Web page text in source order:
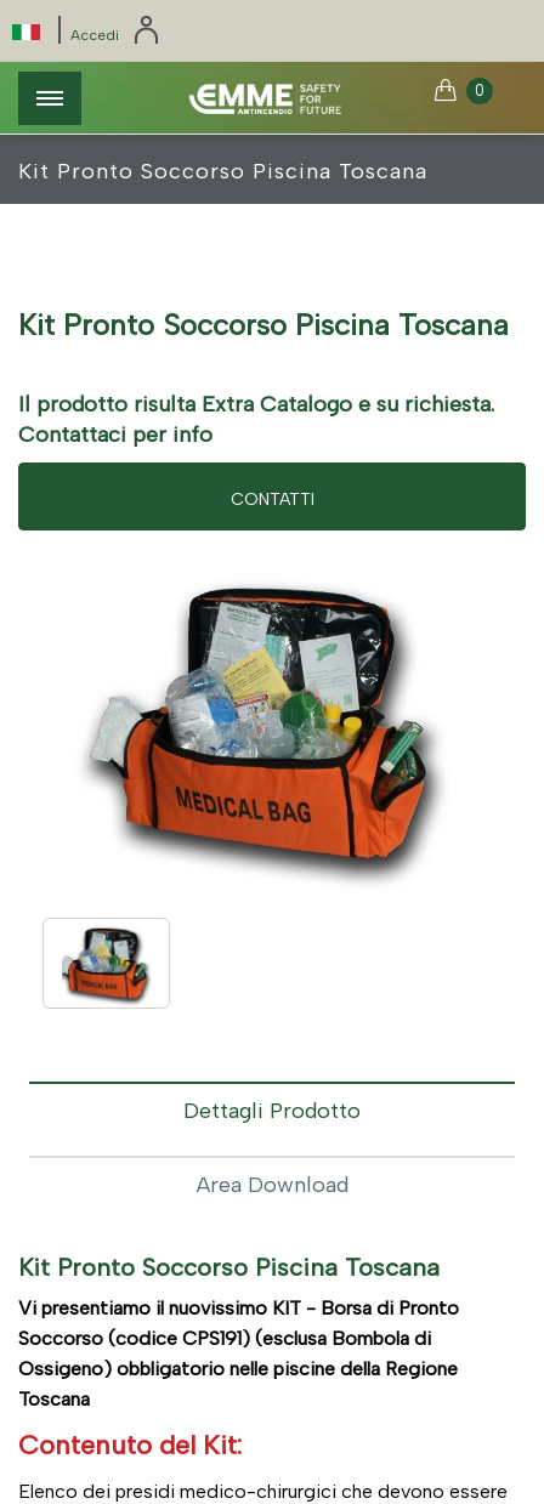
al
contenuto
principale
Select
language
Accedi
0
Kit Pronto Soccorso Piscina Toscana
Kit Pronto Soccorso Piscina Toscana
Il prodotto risulta Extra Catalogo e su richiesta.
Contattaci per info
CONTATTI
Dettagli Prodotto
Area Download
Kit Pronto Soccorso Piscina Toscana
Vi presentiamo il nuovissimo KIT - Borsa di Pronto
Soccorso (codice CPS191) (esclusa Bombola di
Ossigeno) obbligatorio nelle piscine della Regione
Toscana
Contenuto del Kit:
Elenco dei presidi medico-chirurgici che devono essere
Pannello di gestione dei cookies